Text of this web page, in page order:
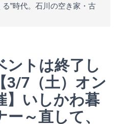
”時代。石川の空き家・古
ントは終了し
3/7（土）オン
】いしかわ暮
～直して、